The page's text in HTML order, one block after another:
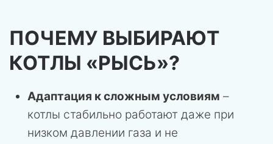
ПОЧЕМУ ВЫБИРАЮТ
КОТЛЫ «РЫСЬ»?
Адаптация к сложным условиям –
котлы стабильно работают даже при
низком давлении газа и не